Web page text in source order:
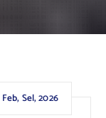
Feb, Sel, 2026